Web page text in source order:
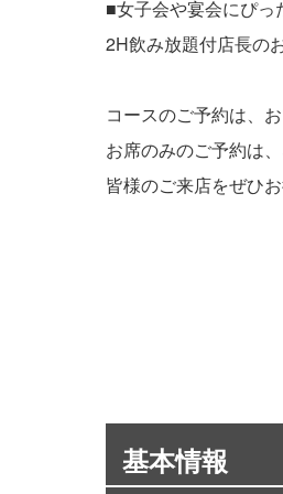
■女子会や宴会にぴっ
2H飲み放題付店長の
コースのご予約は、
お席のみのご予約は
皆様のご来店をぜひ
基本情報